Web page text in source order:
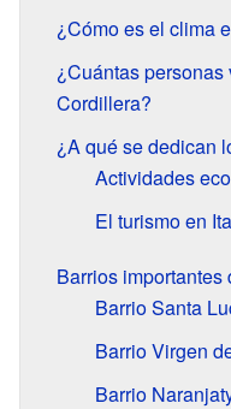
¿Cómo es el clima
¿Cuántas
Cordillera?
¿A qué se dedican
Actividades
El turismo en
Barrios
Barrio Santa
Barrio Virgen
Barrio